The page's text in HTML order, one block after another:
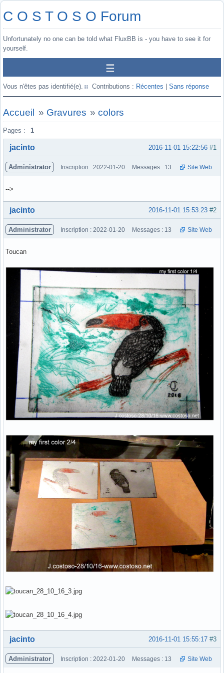
C O S T O S O Forum
Unfortunately no one can be told what FluxBB is - you have to see it for
yourself.
Vous n'êtes pas identifié(e). Contributions : Récentes Sans réponse
Accueil » Gravures »colors
Pages : 1
#1
2016-11-01 15:22:56
jacinto
Administrator Inscription : 2022-01-20 Messages : 13 Site Web
-->
Hors ligne #2
2016-11-01 15:53:23
jacinto
Administrator Inscription : 2022-01-20 Messages : 13 Site Web
Toucan
Hors ligne #3
2016-11-01 15:55:17
jacinto
Administrator Inscription : 2022-01-20 Messages : 13 Site Web